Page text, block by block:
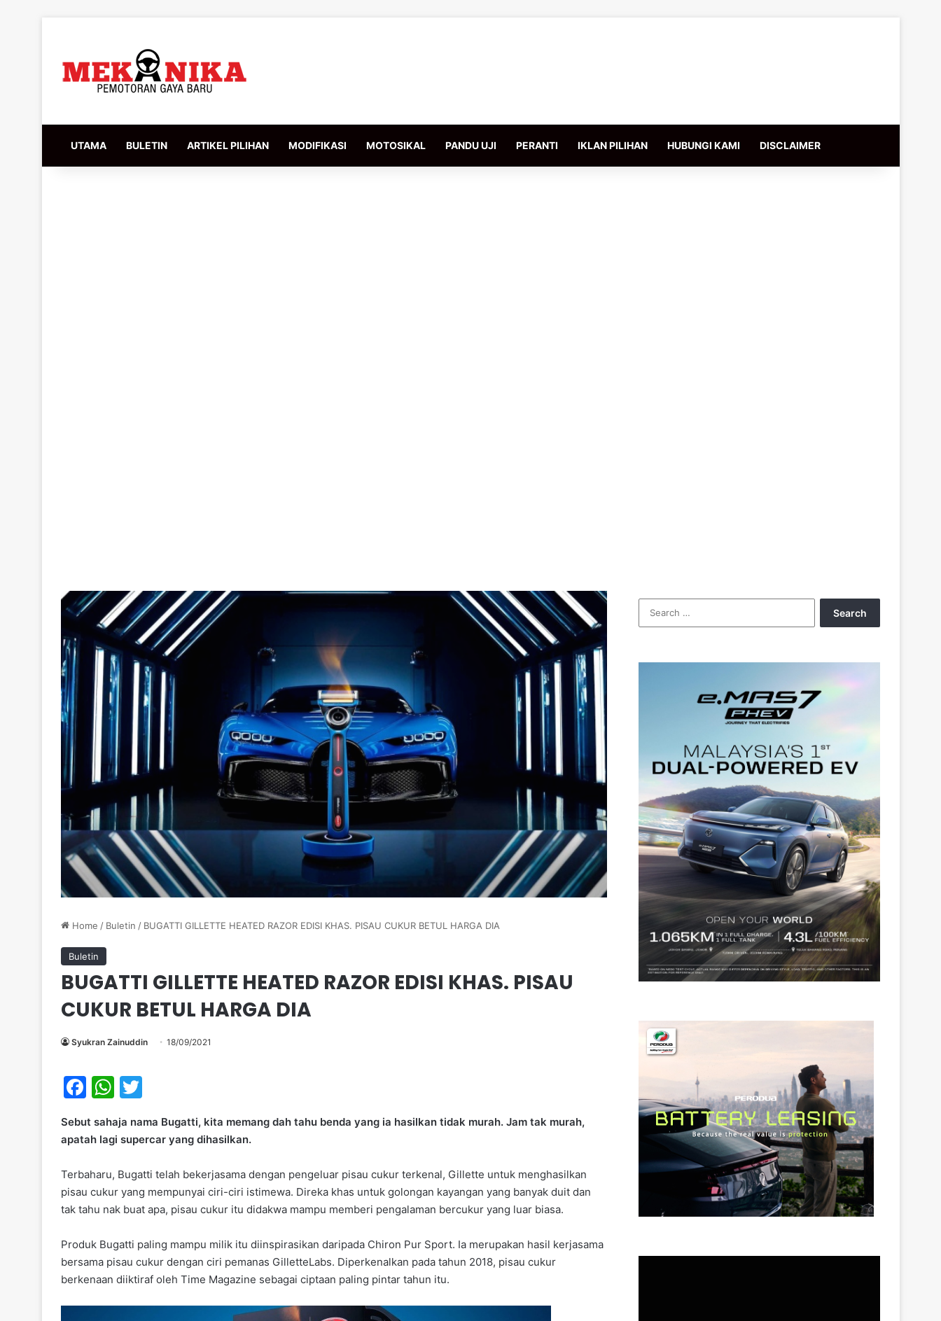
UTAMA BULETIN ARTIKEL PILIHAN MODIFIKASI MOTOSIKAL PANDU UJI PERANTI IKLAN PILIHAN HUBUNGI KAMI DISCLAIMER
Home / Buletin / BUGATTI GILLETTE HEATED RAZOR EDISI KHAS. PISAU CUKUR BETUL HARGA DIA
Buletin
BUGATTI GILLETTE HEATED RAZOR EDISI KHAS. PISAU
CUKUR BETUL HARGA DIA
Syukran Zainuddin 18/09/2021
F
c
b
o
o
k
W
at
A
p
p
itt
Sebut sahaja nama Bugatti, kita memang dah tahu benda yang ia hasilkan tidak murah. Jam tak murah,
apatah lagi supercar yang dihasilkan.
Terbaharu, Bugatti telah bekerjasama dengan pengeluar pisau cukur terkenal, Gillette untuk menghasilkan
pisau cukur yang mempunyai ciri-ciri istimewa. Direka khas untuk golongan kayangan yang banyak duit dan
tak tahu nak buat apa, pisau cukur itu didakwa mampu memberi pengalaman bercukur yang luar biasa.
Produk Bugatti paling mampu milik itu diinspirasikan daripada Chiron Pur Sport. Ia merupakan hasil kerjasama
bersama pisau cukur dengan ciri pemanas GilletteLabs. Diperkenalkan pada tahun 2018, pisau cukur
berkenaan diiktiraf oleh Time Magazine sebagai ciptaan paling pintar tahun itu.